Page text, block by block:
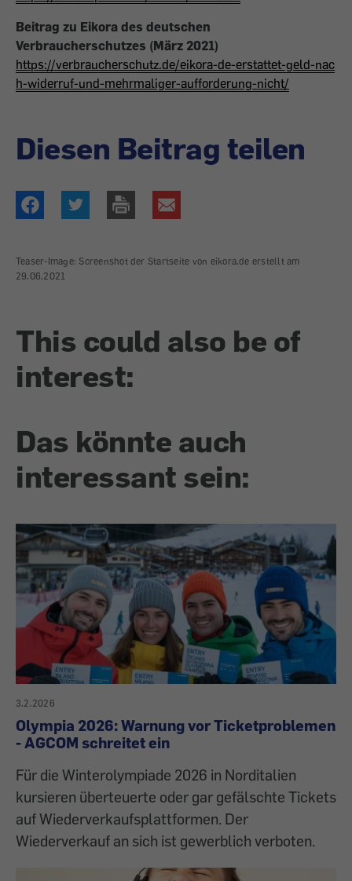
Beitrag zu Eikora des deutschen
Verbraucherschutzes (März 2021)
https://verbraucherschutz.de/eikora-de-erstattet-geld-nac
h-widerruf-und-mehrmaliger-aufforderung-nicht/
Diesen Beitrag teilen
Teaser-Image: Screenshot der Startseite von eikora.de erstellt am
29.06.2021
This could also be of
interest:
Das könnte auch
interessant sein:
3.2.2026
Olympia 2026: Warnung vor Ticketproblemen
- AGCOM schreitet ein
Für die Winterolympiade 2026 in Norditalien
kursieren überteuerte oder gar gefälschte Tickets
auf Wiederverkaufsplattformen. Der
Wiederverkauf an sich ist gewerblich verboten.